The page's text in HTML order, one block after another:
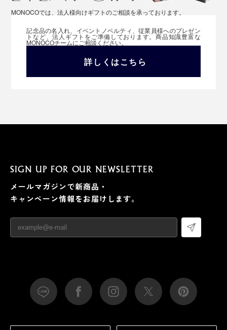
MONOCOでは、法人様向けギフトのご相談を承っております。
記念品の名入れ、イベントノベルティ、従業員様へのプレゼン
トなど、法人ギフトをご準備しております。商品知識豊富な
MONOCOチームにご相談ください。
詳しくはこちら
SIGN UP FOR OUR NEWSLETTER
メールマガジンで新商品・
キャンペーン情報をお届けします。